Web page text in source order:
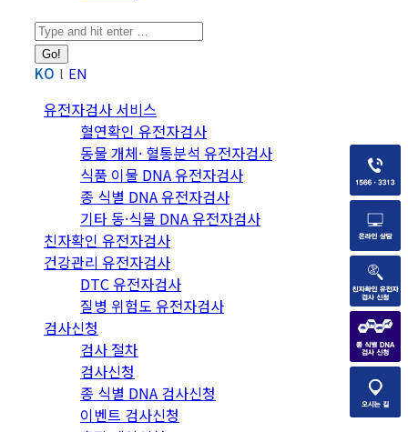
Search:
KO EN
유전자검사 서비스
혈연확인 유전자검사
동물 개체· 혈통분석 유전자검사
식품 이물 DNA 유전자검사
종 식별 DNA 유전자검사
기타 동·식물 DNA 유전자검사
친자확인 유전자검사
건강관리 유전자검사
DTC 유전자검사
질병 위험도 유전자검사
검사신청
검사 절차
검사신청
종 식별 DNA 검사신청
이벤트 검사신청